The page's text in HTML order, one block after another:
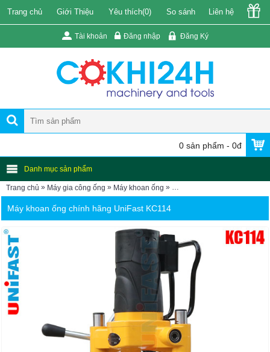
Trang chủ Giới Thiệu Yêu thích(0) So sánh Liên hệ
Tài khoản Đăng nhập Đăng Ký
0 sản phẩm - 0đ
Danh mục sản phẩm
Trang chủ » Máy gia công ống » Máy khoan ống » Máy khoan lỗ trên ống KC114
Máy khoan ống chính hãng UniFast KC114